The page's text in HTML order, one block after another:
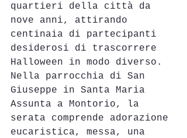
quartieri della città da
nove anni, attirando
centinaia di partecipanti
desiderosi di trascorrere
Halloween in modo diverso.
Nella parrocchia di San
Giuseppe in Santa Maria
Assunta a Montorio, la
serata comprende adorazione
eucaristica, messa, una